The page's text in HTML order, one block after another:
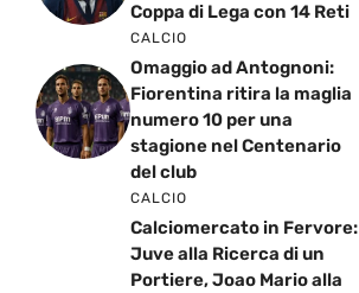
Coppa di Lega con 14 Reti
CALCIO
Omaggio ad Antognoni:
Fiorentina ritira la maglia
numero 10 per una
stagione nel Centenario
del club
CALCIO
Calciomercato in Fervore:
Juve alla Ricerca di un
Portiere, Joao Mario alla